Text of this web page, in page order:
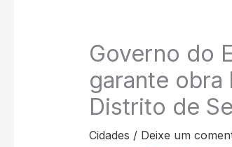
Governo do
garante
Distrito de
Cidades / Deixe um